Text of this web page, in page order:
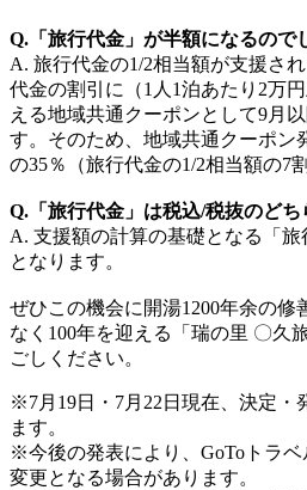
Q.「旅行代金」が半額になるので
A. 旅行代金の1/2相当額が支援さ
代金の割引に（1人1泊あたり2万
える地域共通クーポンとして9月
す。そのため、地域共通クーポン
の35％（旅行代金の1/2相当額の7
Q.「旅行代金」は税込/税抜のどち
A. 支援額の計算の基礎となる「旅
となります。
ぜひこの機会に開湯1200年余の修
なく100年を迎える「瑞の里 〇久
ごしください。
※7月19日・7月22日現在、決定・
ます。
※今後の発表により、GoToトラ
変更となる場合があります。